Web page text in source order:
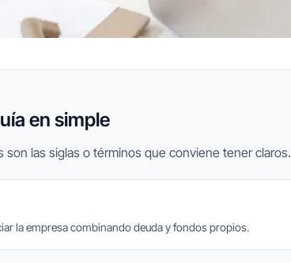
en simple
las siglas o términos que conviene tener claros.
la empresa combinando deuda y fondos propios.